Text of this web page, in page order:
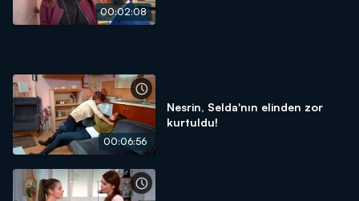
00:02:08
00:06:56
Nesrin, Selda'nın elinden zor
kurtuldu!